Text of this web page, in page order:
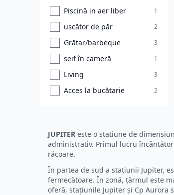
Piscină in aer liber 1
uscător de păr 2
Grătar/barbeque 3
seif în cameră 1
Living 3
Acces la bucătarie 2
JUPITER este o statiune de
administrativ. Primul lucru
răcoare.
În partea de sud a stațiunii Jupiter,
fermecătoare. În zonă, țărmul este
oferă, stațiunile Jupiter și Cp Aurora